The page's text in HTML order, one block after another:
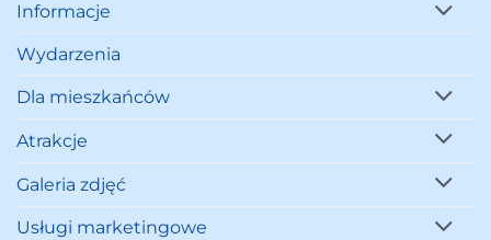
Informacje
Wydarzenia
Dla mieszkańców
Atrakcje
Galeria zdjęć
Usługi marketingowe